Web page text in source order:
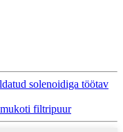
solenoidiga töötav
filtripuur